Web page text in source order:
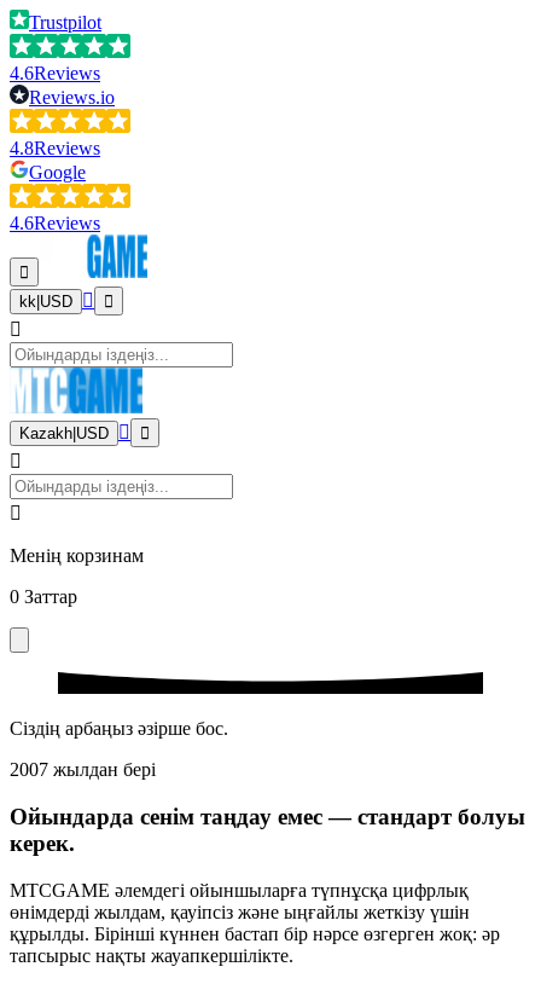
Trustpilot
4.6Reviews
Reviews.io
4.8Reviews
Google
4.6Reviews
kk USD
Kazakh USD
Менің корзинам
0 Заттар
Сіздің арбаңыз әзірше бос.
2007 жылдан бері
Ойындарда сенім таңдау емес — стандарт болуы
керек.
MTCGAME әлемдегі ойыншыларға түпнұсқа цифрлық
өнімдерді жылдам, қауіпсіз және ыңғайлы жеткізу үшін
құрылды. Бірінші күннен бастап бір нәрсе өзгерген жоқ: әр
тапсырыс нақты жауапкершілікте.